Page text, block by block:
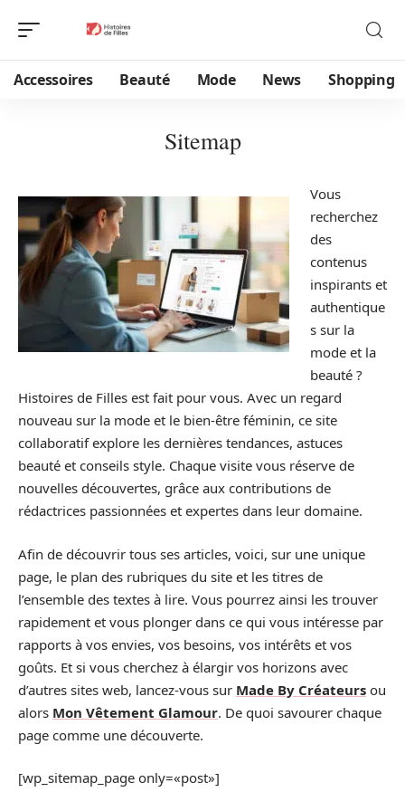
Accessoires Beauté Mode News Shopping
Sitemap
Vous
recherchez
des
contenus
inspirants et
authentique
s sur la
mode et la
beauté ?
Histoires de Filles est fait pour vous. Avec un regard
nouveau sur la mode et le bien-être féminin, ce site
collaboratif explore les dernières tendances, astuces
beauté et conseils style. Chaque visite vous réserve de
nouvelles découvertes, grâce aux contributions de
rédactrices passionnées et expertes dans leur domaine.
Afin de découvrir tous ses articles, voici, sur une unique
page, le plan des rubriques du site et les titres de
l’ensemble des textes à lire. Vous pourrez ainsi les trouver
rapidement et vous plonger dans ce qui vous intéresse par
rapports à vos envies, vos besoins, vos intérêts et vos
goûts. Et si vous cherchez à élargir vos horizons avec
d’autres sites web, lancez-vous sur Made By Créateurs ou
alors Mon Vêtement Glamour. De quoi savourer chaque
page comme une découverte.
[wp_sitemap_page only=«post»]